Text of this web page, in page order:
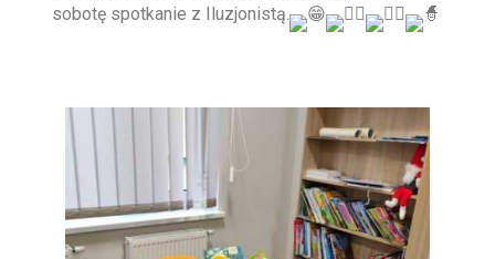
sobotę spotkanie z Iluzjonistą.